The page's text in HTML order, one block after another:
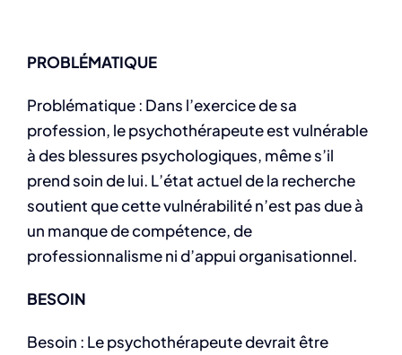
PROBLÉMATIQUE
Problématique : Dans l’exercice de sa
profession, le psychothérapeute est vulnérable
à des blessures psychologiques, même s’il
prend soin de lui. L’état actuel de la recherche
soutient que cette vulnérabilité n’est pas due à
un manque de compétence, de
professionnalisme ni d’appui organisationnel.
BESOIN
Besoin : Le psychothérapeute devrait être